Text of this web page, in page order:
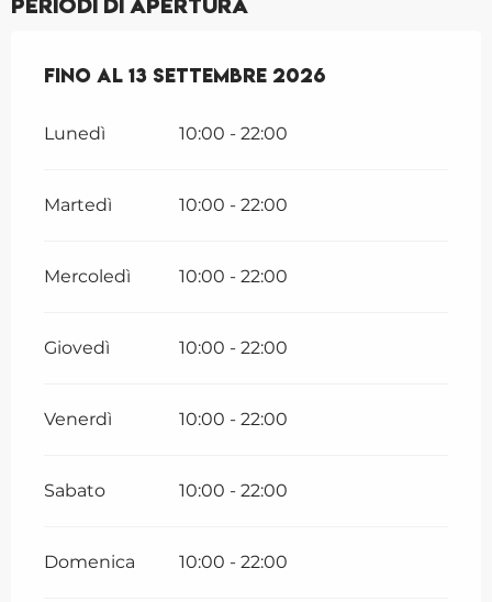
Periodi di apertura
Dal5 giugno 2026al13 settembre 2026
Fino al 13 settembre 2026
Lunedì 10:00 - 22:00
Martedì 10:00 - 22:00
Mercoledì 10:00 - 22:00
Giovedì 10:00 - 22:00
Venerdì 10:00 - 22:00
Sabato 10:00 - 22:00
Domenica 10:00 - 22:00